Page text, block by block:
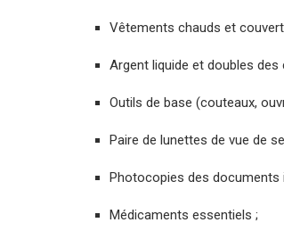
Vêtements chauds et
Argent liquide et doubles des
Outils de base (couteaux,
Paire de lunettes de vue de
Photocopies des
Médicaments essentiels ;